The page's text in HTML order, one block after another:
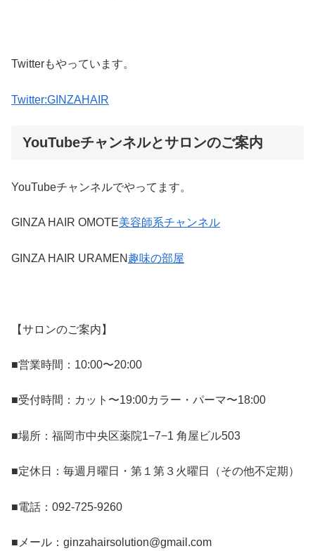
Twitterもやっています。
Twitter:GINZAHAIR
YouTubeチャンネルとサロンのご案内
YouTubeチャンネルでやってます。
GINZA HAIR OMOTE美容師系チャンネル
GINZA HAIR URAMEN 趣味の部屋
【サロンのご案内】
■営業時間：10:00〜20:00
■受付時間：カット〜19:00カラー・パーマ〜18:00
■場所：福岡市中央区薬院1−7−1 角屋ビル503
■定休日：毎週月曜日・第１第３火曜日（その他不定期）
■電話：092-725-9260
■メール：ginzahairsolution@gmail.com